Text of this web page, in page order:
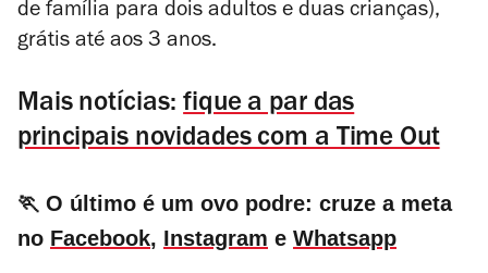
de família para dois adultos e duas crianças),
grátis até aos 3 anos.
Mais notícias:fique a par das
principais novidades com a Time Out
🏃 O último é um ovo podre: cruze a meta
no Facebook, Instagram e Whatsapp